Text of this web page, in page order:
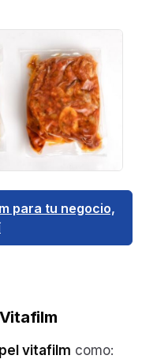
para tu negocio,
vitafilm como: